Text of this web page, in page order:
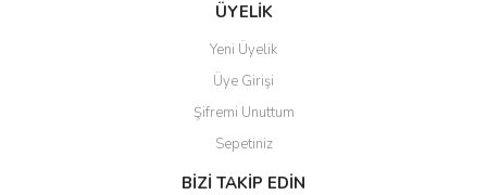
ÜYELİK
Yeni Üyelik
Üye Girişi
Şifremi Unuttum
Sepetiniz
BİZİ TAKİP EDİN